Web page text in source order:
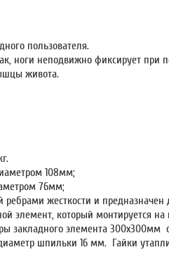
пользователя.
ноги неподвижно фиксирует
живота.
108мм;
76мм;
жесткости и предназначен
элемент, который монтируется
закладного элемента
шпильки 16 мм. Гайки